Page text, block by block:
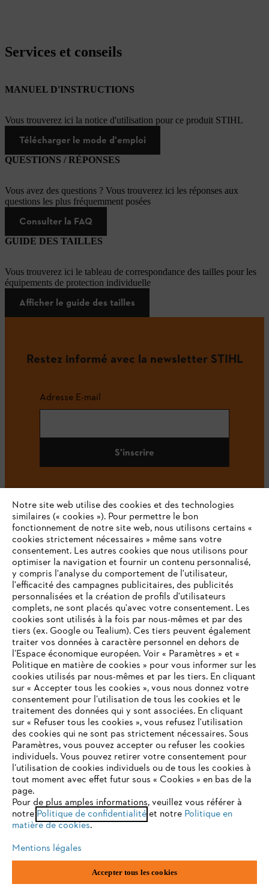
Services et conseils
MANUEL D'INSTRUCTIONS
Vous trouverez ici la notice d'utilisation pour ce produit STIHL
Télécharger le mode d'emploi
QUESTIONS / RÉPONSES
Vous avez des questions ? Vous trouverez ici les réponses aux
questions les plus fréquemment posées
Consulter la FAQ
GUIDE DES TAILLES
Vous trouverez ici le tableau de correspondance des tailles pour les
équipements de protection individuelle
Afficher le guide des tailles
Restez informé avec la newsletter STIHL
Adresse E-mail
S'inscrire
#STIHL
L'Entreprise
STIHL FAQ
Contact
Politique de protection des données
Mentions légales Utilisation des cookies
ANDREAS STIHL NV, Veurtstraat 117, 2870 Puurs-Sint-Amands,
VOTRE NAVIGATEUR INTERNET
N'EST PLUS PRIS EN CHARGE
Vous utilisez un navigateur Internet que nous ne prenons plus
en charge, et certaines fonctionnalités de notre site ne
peuvent fonctionner correctement. Pour une utilisation
optimale de notre site, nous vous recommandons de passer à
l'un des navigateurs suivants :
firefox chrome
Notre site web utilise des cookies et des technologies
similaires (« cookies »). Pour permettre le bon
fonctionnement de notre site web, nous utilisons certains «
cookies strictement nécessaires » même sans votre
consentement. Les autres cookies que nous utilisons pour
optimiser la navigation et fournir un contenu personnalisé,
y compris l'analyse du comportement de l'utilisateur,
l'efficacité des campagnes publicitaires, des publicités
personnalisées et la création de profils d'utilisateurs
complets, ne sont placés qu'avec votre consentement. Les
cookies sont utilisés à la fois par nous-mêmes et par des
tiers (ex. Google ou Tealium). Ces tiers peuvent également
traiter vos données à caractère personnel en dehors de
l’Espace économique européen. Voir « Paramètres » et «
Politique en matière de cookies » pour vous informer sur les
cookies utilisés par nous-mêmes et par les tiers. En cliquant
sur « Accepter tous les cookies », vous nous donnez votre
consentement pour l’utilisation de tous les cookies et le
traitement des données qui y sont associées. En cliquant
sur « Refuser tous les cookies », vous refusez l'utilisation
des cookies qui ne sont pas strictement nécessaires. Sous
Paramètres, vous pouvez accepter ou refuser les cookies
individuels. Vous pouvez retirer votre consentement pour
l’utilisation de cookies individuels ou de tous les cookies à
tout moment avec effet futur sous « Cookies » en bas de la
page.
Pour de plus amples informations, veuillez vous référer à
notre Politique de confidentialitéet notre Politique en
matière de cookies.
Mentions légales
Accepter tous les cookies